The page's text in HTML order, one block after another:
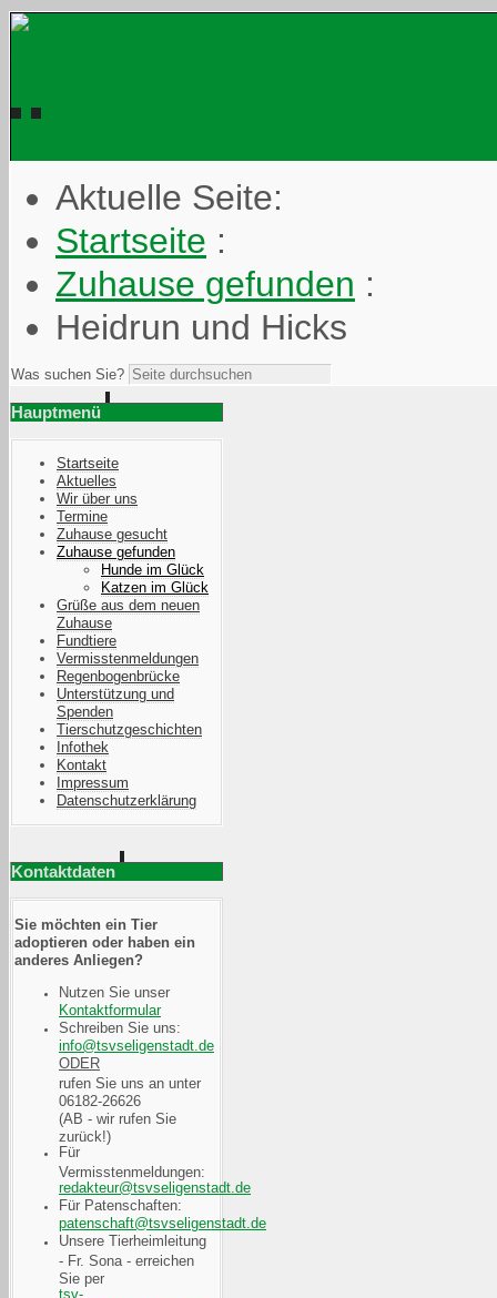
Aktuelle Seite:
Startseite :
Zuhause gefunden :
Heidrun und Hicks
Was suchen Sie?
Hauptmenü
Startseite
Aktuelles
Wir über uns
Termine
Zuhause gesucht
Zuhause gefunden
Hunde im Glück
Katzen im Glück
Grüße aus dem neuen
Zuhause
Fundtiere
Vermisstenmeldungen
Regenbogenbrücke
Unterstützung und
Spenden
Tierschutzgeschichten
Infothek
Kontakt
Impressum
Datenschutzerklärung
Kontaktdaten
Sie möchten ein Tier
adoptieren oder haben ein
anderes Anliegen?
Nutzen Sie unser
Kontaktformular
Schreiben Sie uns:
ODER
rufen Sie uns an unter
06182-26626
(AB - wir rufen Sie
zurück!)
Für
Vermisstenmeldungen:
Für Patenschaften:
Unsere Tierheimleitung
- Fr. Sona - erreichen
Sie per